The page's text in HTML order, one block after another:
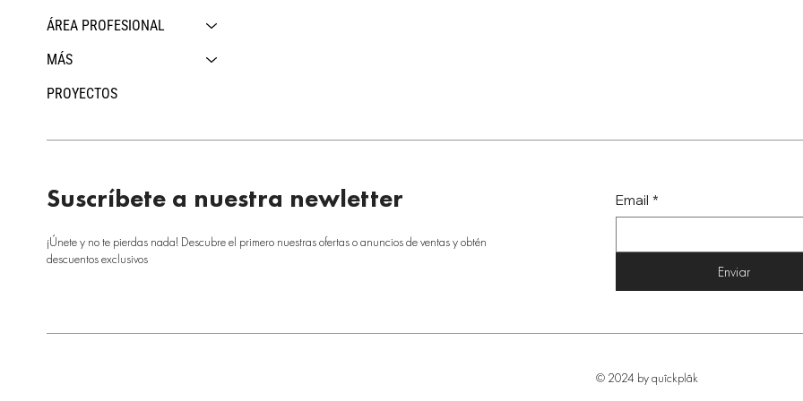
ÁREA PROFESIONAL
MÁS
PROYECTOS
Suscríbete a nuestra newletter
¡Únete y no te pierdas nada! Descubre el primero nuestras ofertas o anuncios de ventas y obtén
descuentos exclusivos
Email *
Enviar
© 2024 by quîckplâk